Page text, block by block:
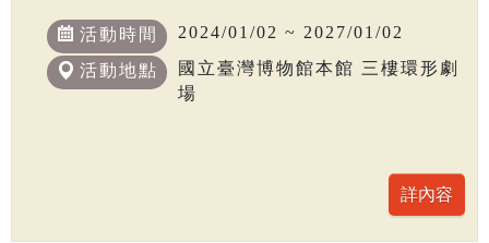
活動時間 2024/01/02 ~ 2027/01/02
活動地點
國立臺灣博物館本館 三樓環形劇
場